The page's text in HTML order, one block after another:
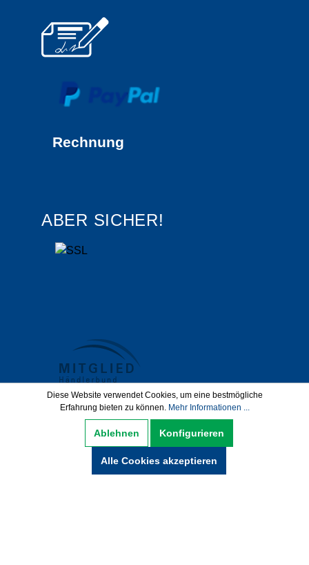
Rechnung
ABER SICHER!
Datenschutz AGB
Impressum
Hinweise zur Batterieentsorgung
Diese Website verwendet Cookies, um eine bestmögliche
Erfahrung bieten zu können. Mehr Informationen ...
Ablehnen Konfigurieren
Alle Cookies akzeptieren